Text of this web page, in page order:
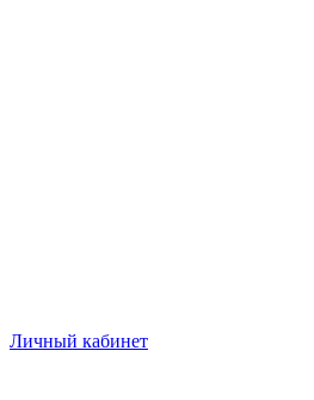
Личный кабинет